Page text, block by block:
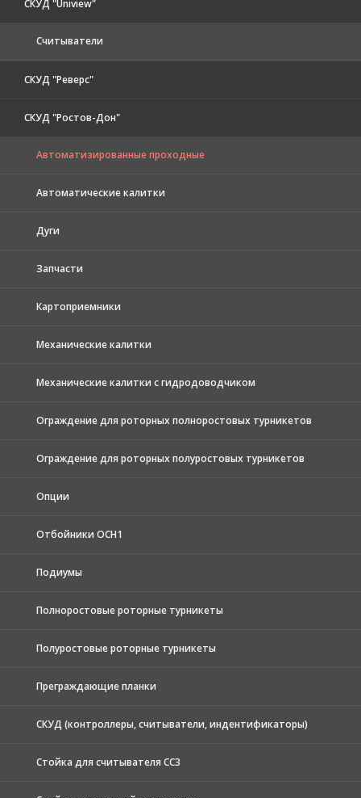
СКУД "Uniview"
Считыватели
СКУД "Реверс"
СКУД "Ростов-Дон"
Автоматизированные проходные
Автоматические калитки
Дуги
Запчасти
Картоприемники
Механические калитки
Механические калитки с гидродоводчиком
Ограждение для роторных полноростовых турникетов
Ограждение для роторных полуростовых турникетов
Опции
Отбойники ОСН1
Подиумы
Полноростовые роторные турникеты
Полуростовые роторные турникеты
Преграждающие планки
СКУД (контроллеры, считыватели, индентификаторы)
Стойка для считывателя СС3